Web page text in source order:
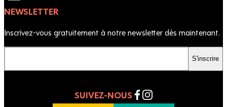
NEWSLETTER
Inscrivez-vous gratuitement à notre newsletter dès maintenant.
S'inscrire
SUIVEZ-NOUS